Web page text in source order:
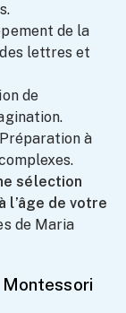
de la
lettres et
de
à
sélection
l’âge de votre
de Maria